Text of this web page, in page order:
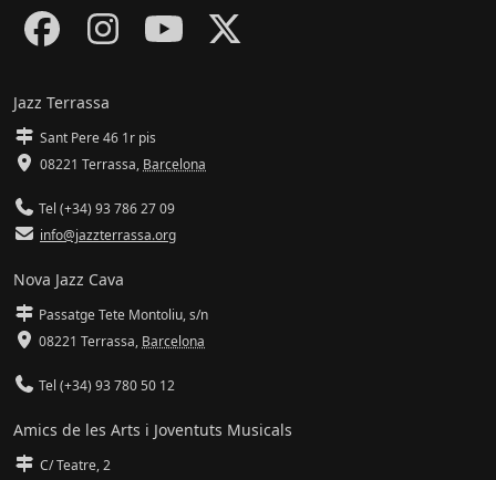
Jazz Terrassa
Sant Pere 46 1r pis
08221 Terrassa, Barcelona
Tel (+34) 93 786 27 09
info@jazzterrassa.org
Nova Jazz Cava
Passatge Tete Montoliu, s/n
08221 Terrassa, Barcelona
Tel (+34) 93 780 50 12
Amics de les Arts i Joventuts Musicals
C/ Teatre, 2